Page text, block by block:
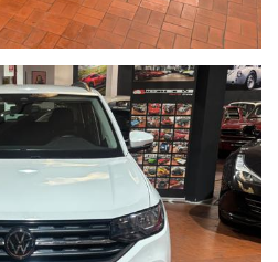
IMPORTO IN SEDE